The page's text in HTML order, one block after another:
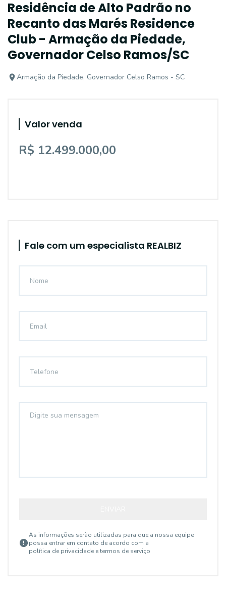
Residência de Alto Padrão no
Recanto das Marés Residence
Club - Armação da Piedade,
Governador Celso Ramos/SC
Armação da Piedade, Governador Celso Ramos - SC
Valor venda
R$ 12.499.000,00
Fale com um especialista REALBIZ
As informações serão utilizadas para que a nossa equipe
possa entrar em contato de acordo com a
política de privacidade e termos de serviço